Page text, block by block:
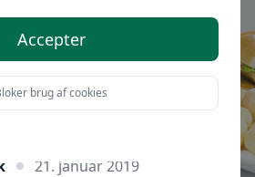
21. januar 2019
Accepter
brug af cookies